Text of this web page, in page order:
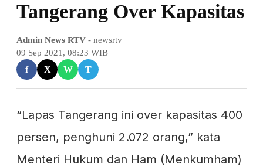
Tangerang Over Kapasitas
Admin News RTV - newsrtv
09 Sep 2021, 08:23 WIB
f X W T
“Lapas Tangerang ini over kapasitas 400
persen, penghuni 2.072 orang,” kata
Menteri Hukum dan Ham (Menkumham)